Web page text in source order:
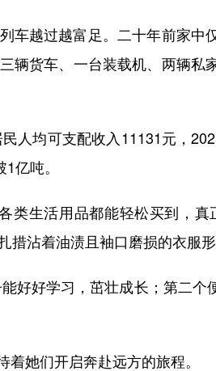
越过越富足。二十年前家中
辆货车、一台装载机、两辆私
均可支配收入11131元，
亿吨。
生活用品都能轻松买到，真
沾着油渍且袖口磨损的衣服形
好学习，茁壮成长；第二个
她们开启奔赴远方的旅程。